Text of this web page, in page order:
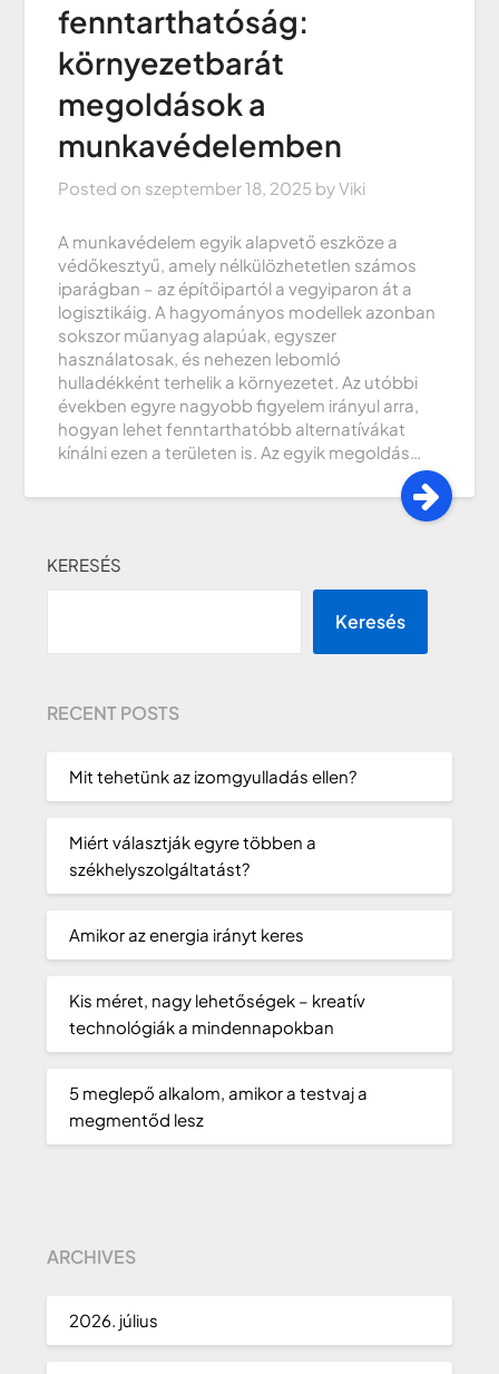
fenntarthatóság:
környezetbarát
megoldások a
munkavédelemben
Posted on szeptember 18, 2025 byViki
A munkavédelem egyik alapvető eszköze a
védőkesztyű, amely nélkülözhetetlen számos
iparágban – az építőipartól a vegyiparon át a
logisztikáig. A hagyományos modellek azonban
sokszor műanyag alapúak, egyszer
használatosak, és nehezen lebomló
hulladékként terhelik a környezetet. Az utóbbi
években egyre nagyobb figyelem irányul arra,
hogyan lehet fenntarthatóbb alternatívákat
kínálni ezen a területen is. Az egyik megoldás…
KERESÉS
Keresés
RECENT POSTS
Mit tehetünk az izomgyulladás ellen?
Miért választják egyre többen a
székhelyszolgáltatást?
Amikor az energia irányt keres
Kis méret, nagy lehetőségek – kreatív
technológiák a mindennapokban
5 meglepő alkalom, amikor a testvaj a
megmentőd lesz
ARCHIVES
2026. július